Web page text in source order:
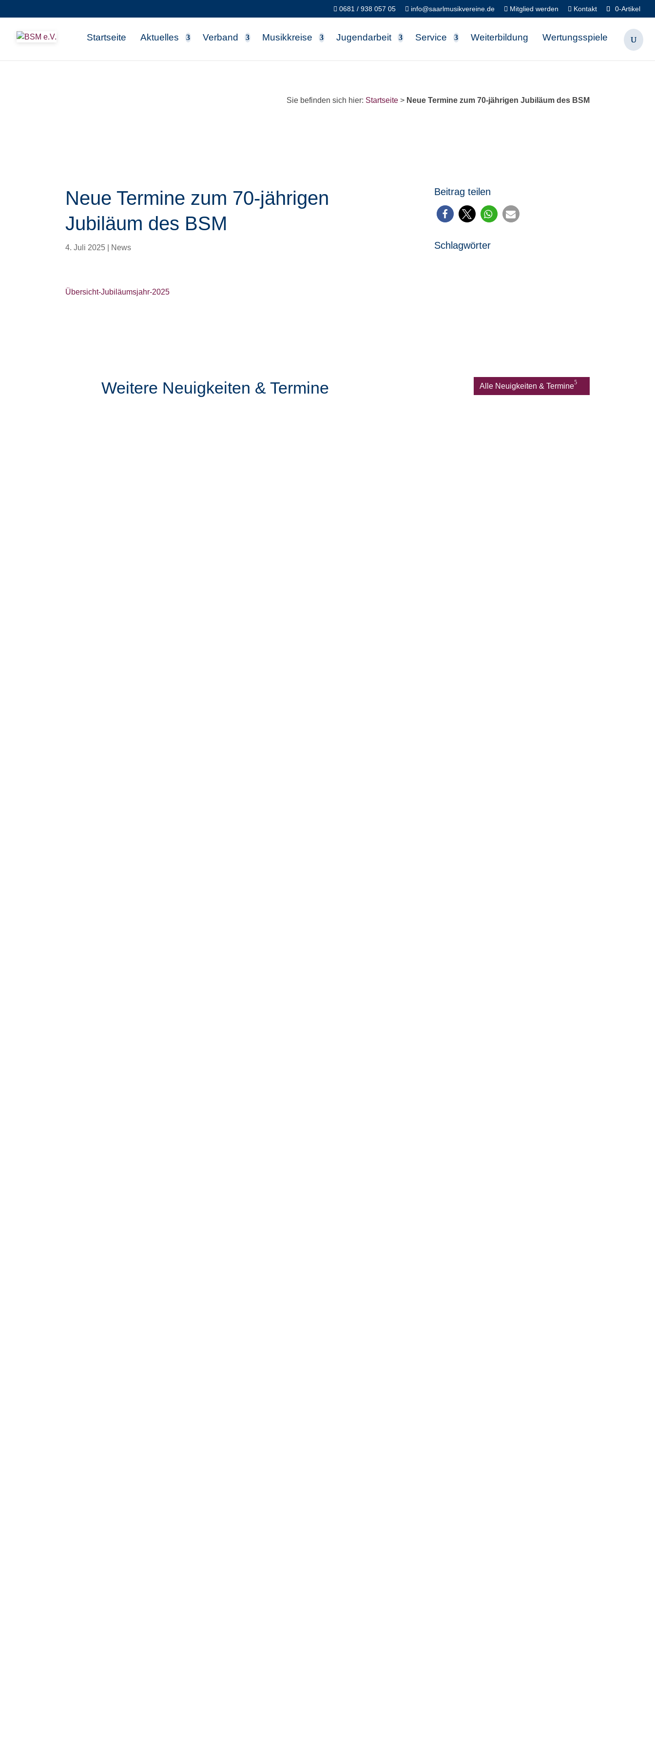
0681 / 938 057 05 info@saarlmusikvereine.de Mitglied werden Kontakt 0-Artikel
Startseite Aktuelles Verband Musikkreise Jugendarbeit Service Weiterbildung Wertungsspiele
Sie befinden sich hier: Startseite> Neue Termine zum 70-jährigen Jubiläum des BSM
Neue Termine zum 70-jährigen
Jubiläum des BSM
4. Juli 2025 News
Übersicht-Jubiläumsjahr-2025
Beitrag teilen
Schlagwörter
Weitere Neuigkeiten & Termine Alle Neuigkeiten & Termine